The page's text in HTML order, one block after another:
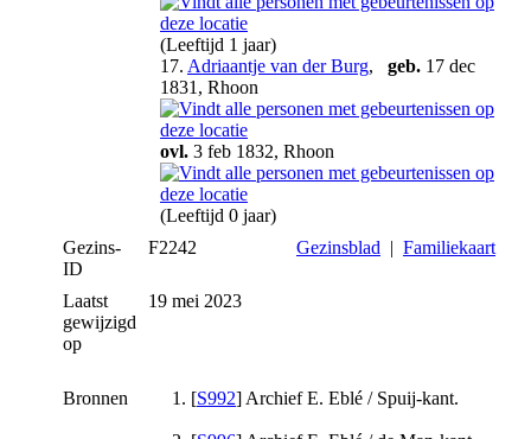
(Leeftijd 1 jaar)
17. Adriaantje van der Burg, geb. 17 dec
1831, Rhoon
ovl. 3 feb 1832, Rhoon
(Leeftijd 0 jaar)
Gezins-
ID
F2242 Gezinsblad | Familiekaart
Laatst
gewijzigd
op
19 mei 2023
Bronnen [S992] Archief E. Eblé / Spuij-kant.